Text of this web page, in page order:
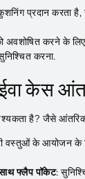
प्रदान करता
करने के लिए
करना.
केस
है? जैसे
वस्तुओं के आयोजन के
फ्लैप पॉकेट: